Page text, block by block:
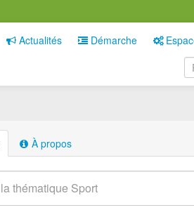
Actualités Démarche
À propos